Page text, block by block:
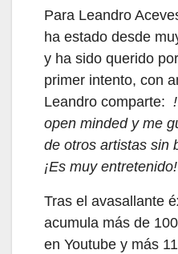
Para Leandro
ha estado desde
y ha sido querido
primer intento, con
Leandro comparte:
open minded y me
de otros artistas sin
¡Es muy entretenido!
Tras el avasallante
acumula más de
en Youtube y más